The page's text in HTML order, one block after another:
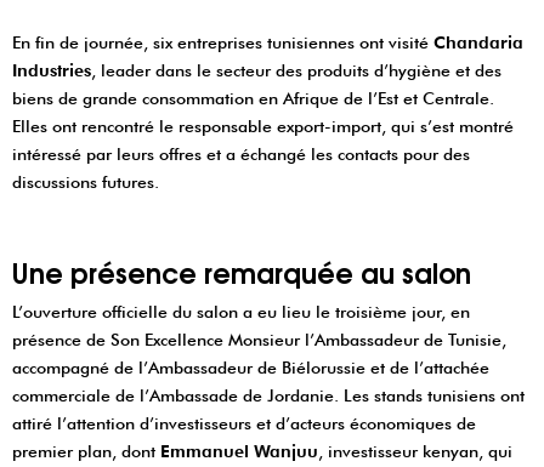
En fin de journée, six entreprises tunisiennes ont visité Chandaria
Industries , leader dans le secteur des produits d’hygiène et des
biens de grande consommation en Afrique de l’Est et Centrale.
Elles ont rencontré le responsable export-import, qui s’est montré
intéressé par leurs offres et a échangé les contacts pour des
discussions futures.
Une présence remarquée au salon
L’ouverture officielle du salon a eu lieu le troisième jour, en
présence de Son Excellence Monsieur l’Ambassadeur de Tunisie,
accompagné de l’Ambassadeur de Biélorussie et de l’attachée
commerciale de l’Ambassade de Jordanie. Les stands tunisiens ont
attiré l’attention d’investisseurs et d’acteurs économiques de
premier plan, dont Emmanuel Wanjuu , investisseur kenyan, qui